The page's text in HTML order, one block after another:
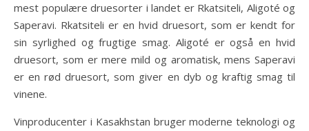
mest populære druesorter i landet er Rkatsiteli, Aligoté og
Saperavi. Rkatsiteli er en hvid druesort, som er kendt for
sin syrlighed og frugtige smag. Aligoté er også en hvid
druesort, som er mere mild og aromatisk, mens Saperavi
er en rød druesort, som giver en dyb og kraftig smag til
vinene.
Vinproducenter i Kasakhstan bruger moderne teknologi og